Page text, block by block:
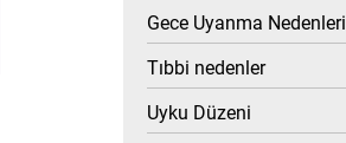
Gece Uyanma Nedenleri
Tıbbi nedenler
Uyku Düzeni